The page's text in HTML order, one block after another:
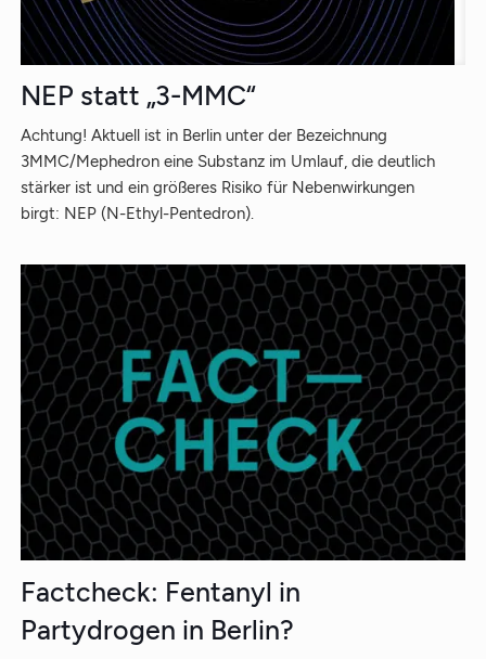
NEP statt „3-MMC“
Achtung! Aktuell ist in Berlin unter der Bezeichnung
3MMC/Mephedron eine Substanz im Umlauf, die deutlich
stärker ist und ein größeres Risiko für Nebenwirkungen
birgt: NEP (N-Ethyl-Pentedron).
Factcheck: Fentanyl in
Partydrogen in Berlin?